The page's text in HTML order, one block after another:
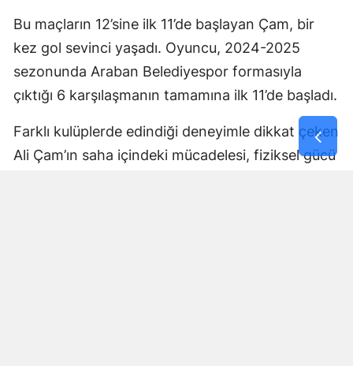
Bu maçların 12’sine ilk 11’de başlayan Çam, bir
kez gol sevinci yaşadı. Oyuncu, 2024-2025
sezonunda Araban Belediyespor formasıyla
çıktığı 6 karşılaşmanın tamamına ilk 11’de başladı.
Farklı kulüplerde edindiği deneyimle dikkat çeken
Ali Çam’ın saha içindeki mücadelesi, fiziksel gücü